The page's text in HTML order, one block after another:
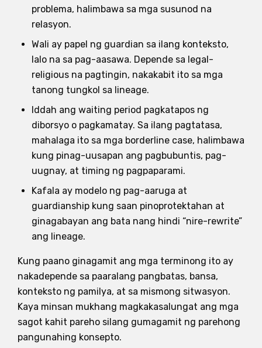
problema, halimbawa sa mga susunod na
relasyon.
Wali ay papel ng guardian sa ilang konteksto,
lalo na sa pag-aasawa. Depende sa legal-
religious na pagtingin, nakakabit ito sa mga
tanong tungkol sa lineage.
Iddah ang waiting period pagkatapos ng
diborsyo o pagkamatay. Sa ilang pagtatasa,
mahalaga ito sa mga borderline case, halimbawa
kung pinag-uusapan ang pagbubuntis, pag-
uugnay, at timing ng pagpaparami.
Kafala ay modelo ng pag-aaruga at
guardianship kung saan pinoprotektahan at
ginagabayan ang bata nang hindi “nire-rewrite”
ang lineage.
Kung paano ginagamit ang mga terminong ito ay
nakadepende sa paaralang pangbatas, bansa,
konteksto ng pamilya, at sa mismong sitwasyon.
Kaya minsan mukhang magkakasalungat ang mga
sagot kahit pareho silang gumagamit ng parehong
pangunahing konsepto.